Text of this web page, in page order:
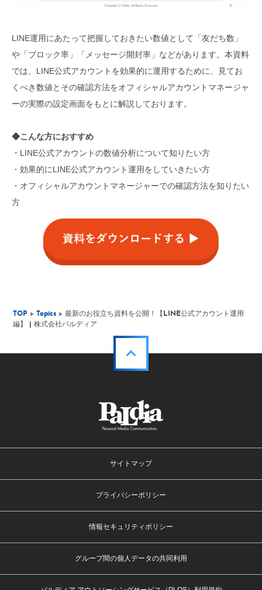
LINE運用にあたって把握しておきたい数値として「友だち数」
や「ブロック率」「メッセージ開封率」などがあります。本資料
では、LINE公式アカウントを効果的に運用するために、見てお
くべき数値とその確認方法をオフィシャルアカウントマネージャ
ーの実際の設定画面をもとに解説しております。
◆こんな方におすすめ
・LINE公式アカウントの数値分析について知りたい方
・効果的にLINE公式アカウント運用をしていきたい方
・オフィシャルアカウントマネージャーでの確認方法を知りたい
方
TOP >Topics > 最新のお役立ち資料を公開！【LINE公式アカウント運用
編】 | 株式会社パルディア
サイトマップ
プライバシーポリシー
情報セキュリティポリシー
グループ間の個人データの共同利用